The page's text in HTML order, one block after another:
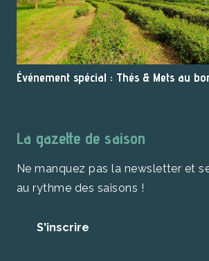
Événement spécial : Thés & Mets au
La gazette de saison
Ne manquez pas la newsletter et
au rythme des saisons !
S'inscrire